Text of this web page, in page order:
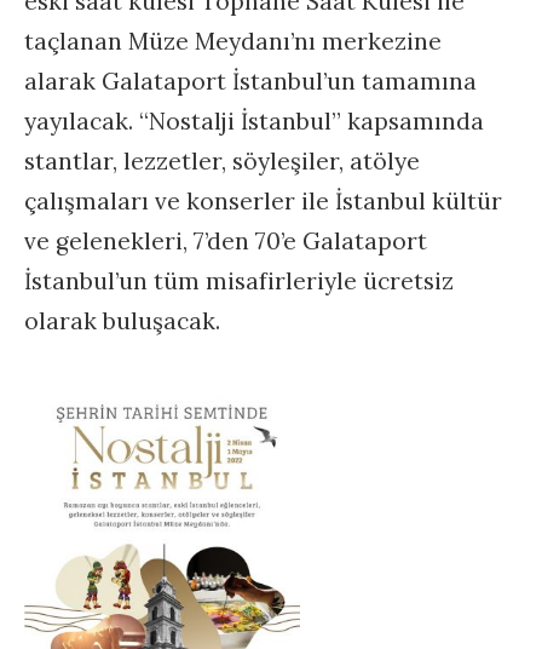
taçlanan Müze Meydanı’nı merkezine
alarak Galataport İstanbul’un tamamına
yayılacak. “Nostalji İstanbul” kapsamında
stantlar, lezzetler, söyleşiler, atölye
çalışmaları ve konserler ile İstanbul kültür
ve gelenekleri, 7’den 70’e Galataport
İstanbul’un tüm misafirleriyle ücretsiz
olarak buluşacak.